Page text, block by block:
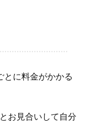
とに料金がかかる
お見合いして自分